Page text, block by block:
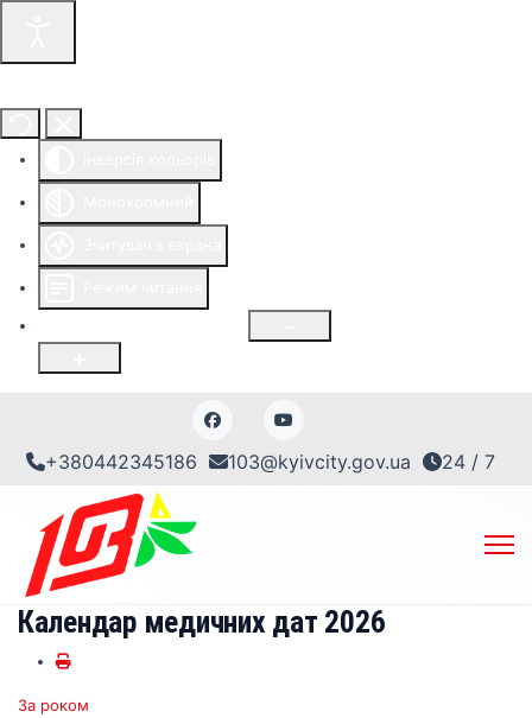
+380442345186 103@kyivcity.gov.ua 24 / 7
Календар медичних дат 2026
За роком